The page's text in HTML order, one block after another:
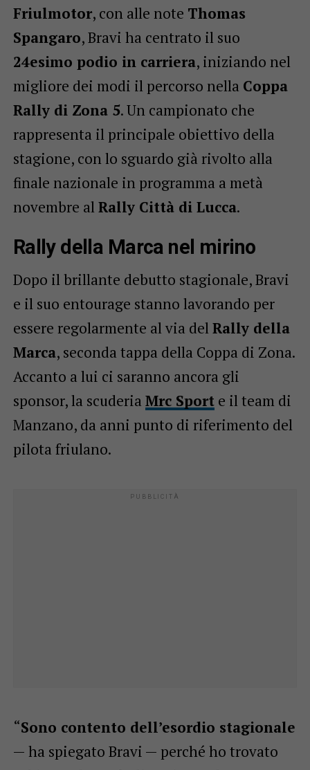
Friulmotor, con alle note Thomas
Spangaro, Bravi ha centrato il suo
24esimo podio in carriera, iniziando nel
migliore dei modi il percorso nella Coppa
Rally di Zona 5. Un campionato che
rappresenta il principale obiettivo della
stagione, con lo sguardo già rivolto alla
finale nazionale in programma a metà
novembre al Rally Città di Lucca.
Rally della Marca nel mirino
Dopo il brillante debutto stagionale, Bravi
e il suo entourage stanno lavorando per
essere regolarmente al via del Rally della
Marca, seconda tappa della Coppa di Zona.
Accanto a lui ci saranno ancora gli
sponsor, la scuderia Mrc Sporte il team di
Manzano, da anni punto di riferimento del
pilota friulano.
“Sono contento dell’esordio stagionale
— ha spiegato Bravi — perché ho trovato